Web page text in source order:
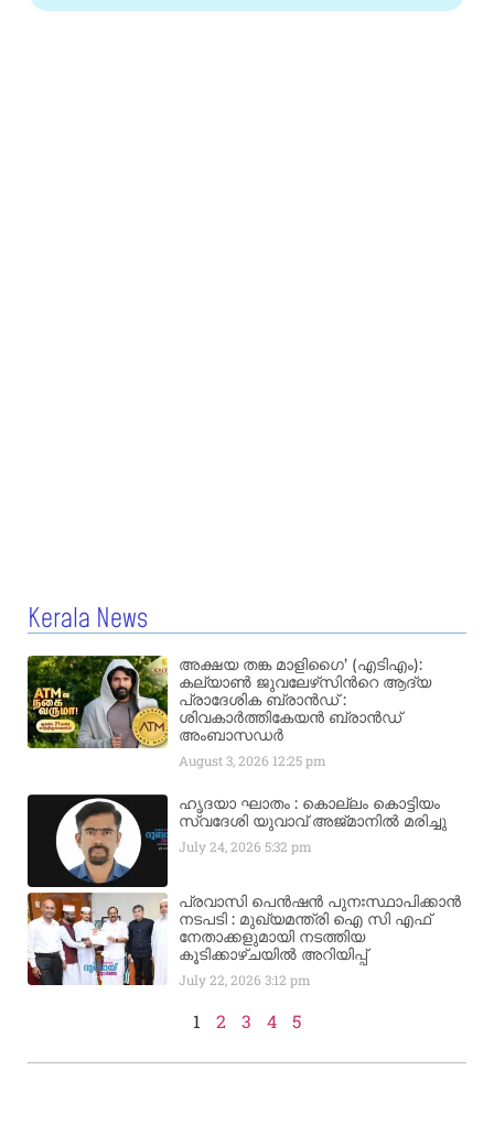
Kerala News
അക്ഷയ തങ്ക മാളിഗൈ’ (എടിഎം):
കല്യാണ്‍ ജുവലേഴ്‌സിന്‍റെ ആദ്യ
പ്രാദേശിക ബ്രാന്‍ഡ് :
ശിവകാര്‍ത്തികേയന്‍ ബ്രാന്‍ഡ്
അംബാസഡര്‍
August 3, 2026 12:25 pm
ഹൃദയാ ഘാതം : കൊല്ലം കൊട്ടിയം
സ്വദേശി യുവാവ് അജ്മാനിൽ മരിച്ചു
July 24, 20265:32 pm
പ്രവാസി പെൻഷൻ പുനഃസ്ഥാപിക്കാൻ
നടപടി : മുഖ്യമന്ത്രി ഐ സി എഫ്
നേതാക്കളുമായി നടത്തിയ
കൂടിക്കാഴ്ചയിൽ അറിയിപ്പ്
July 22, 20263:12 pm
1 2 3 4 5